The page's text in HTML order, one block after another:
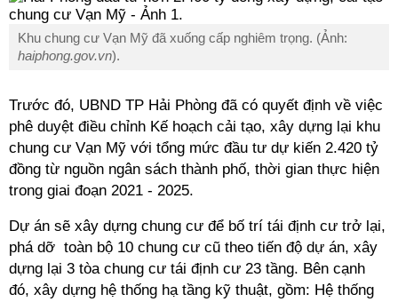
Khu chung cư Vạn Mỹ đã xuống cấp nghiêm trọng. (Ảnh:
haiphong.gov.vn).
Trước đó, UBND TP Hải Phòng đã có quyết định về việc
phê duyệt điều chỉnh Kế hoạch cải tạo, xây dựng lại khu
chung cư Vạn Mỹ với tổng mức đầu tư dự kiến 2.420 tỷ
đồng từ nguồn ngân sách thành phố, thời gian thực hiện
trong giai đoạn 2021 - 2025.
Dự án sẽ xây dựng chung cư để bố trí tái định cư trở lại,
phá dỡ toàn bộ 10 chung cư cũ theo tiến độ dự án, xây
dựng lại 3 tòa chung cư tái định cư 23 tầng. Bên cạnh
đó, xây dựng hệ thống hạ tầng kỹ thuật, gồm: Hệ thống